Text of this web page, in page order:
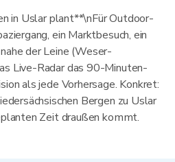
in Uslar plant**\nFür Outdoor-
ein Marktbesuch, ein
der Leine (Weser-
Live-Radar das 90-Minuten-
als jede Vorhersage. Konkret:
Bergen zu Uslar
Zeit draußen kommt.